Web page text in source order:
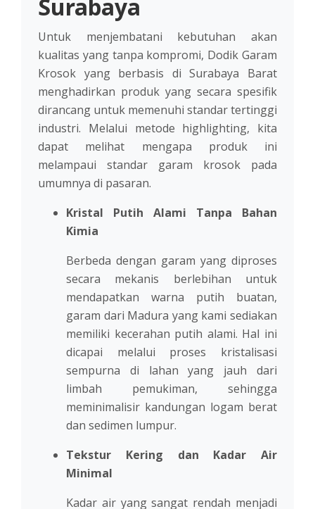
Surabaya
Untuk menjembatani kebutuhan akan
kualitas yang tanpa kompromi, Dodik Garam
Krosok yang berbasis di Surabaya Barat
menghadirkan produk yang secara spesifik
dirancang untuk memenuhi standar tertinggi
industri. Melalui metode highlighting, kita
dapat melihat mengapa produk ini
melampaui standar garam krosok pada
umumnya di pasaran.
Kristal Putih Alami Tanpa Bahan
Kimia
Berbeda dengan garam yang diproses
secara mekanis berlebihan untuk
mendapatkan warna putih buatan,
garam dari Madura yang kami sediakan
memiliki kecerahan putih alami. Hal ini
dicapai melalui proses kristalisasi
sempurna di lahan yang jauh dari
limbah pemukiman, sehingga
meminimalisir kandungan logam berat
dan sedimen lumpur.
Tekstur Kering dan Kadar Air
Minimal
Kadar air yang sangat rendah menjadi